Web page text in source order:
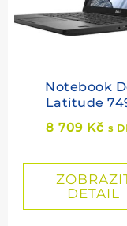
Notebook
Latitude
8 709 Kč s
DETAIL